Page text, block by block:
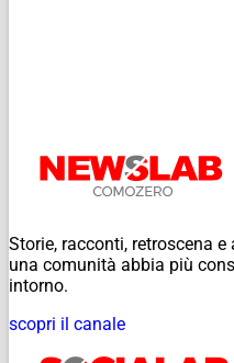
Storie, racconti, retroscena
una comunità abbia più
intorno.
scopri il canale